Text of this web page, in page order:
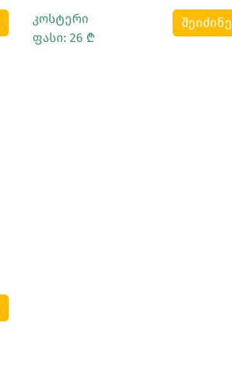
კოსტერი
ფასი: 26 ₾
შეიძინე